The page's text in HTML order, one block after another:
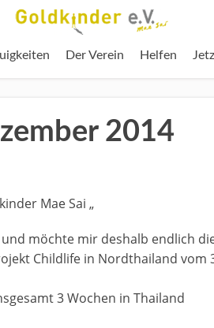
Der Verein Helfen
2014
Mae Sai „
möchte mir deshalb endlich
Childlife in Nordthailand vom
3 Wochen in Thailand